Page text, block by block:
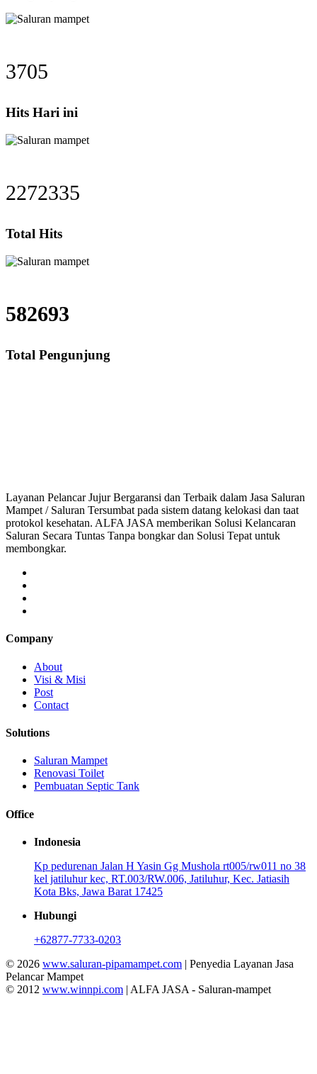
3705
Hits Hari ini
2272335
Total Hits
582693
Total Pengunjung
Layanan Pelancar Jujur Bergaransi dan Terbaik dalam Jasa Saluran
Mampet / Saluran Tersumbat pada sistem datang kelokasi dan taat
protokol kesehatan. ALFA JASA memberikan Solusi Kelancaran
Saluran Secara Tuntas Tanpa bongkar dan Solusi Tepat untuk
membongkar.
Company
About
Visi & Misi
Post
Contact
Solutions
Saluran Mampet
Renovasi Toilet
Pembuatan Septic Tank
Office
Indonesia
Kp pedurenan Jalan H Yasin Gg Mushola rt005/rw011 no 38
kel jatiluhur kec, RT.003/RW.006, Jatiluhur, Kec. Jatiasih
Kota Bks, Jawa Barat 17425
Hubungi
+62877-7733-0203
© 2026 www.saluran-pipamampet.com | Penyedia Layanan Jasa
Pelancar Mampet
© 2012 www.winnpi.com | ALFA JASA - Saluran-mampet